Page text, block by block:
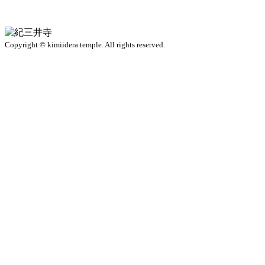
Copyright © kimiidera temple. All rights reserved.